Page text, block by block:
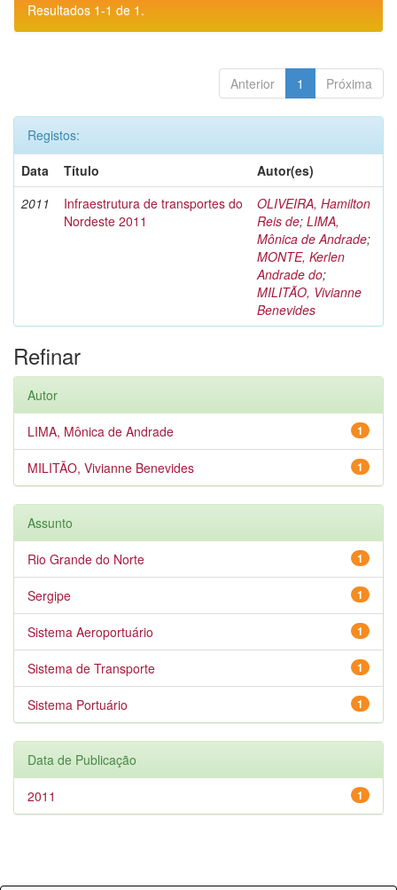
Resultados 1-1 de 1.
Anterior 1 Próxima
Registos:
Data
Título
Autor(es)
2011
Infraestrutura de transportes do
Nordeste 2011
OLIVEIRA, Hamilton
Reis de; LIMA,
Mônica de Andrade;
MONTE, Kerlen
Andrade do;
MILITÃO, Vivianne
Benevides
Refinar
Autor
1
LIMA, Mônica de Andrade
1
MILITÃO, Vivianne Benevides
Assunto
1
Rio Grande do Norte
1
Sergipe
1
Sistema Aeroportuário
1
Sistema de Transporte
1
Sistema Portuário
Data de Publicação
1
2011